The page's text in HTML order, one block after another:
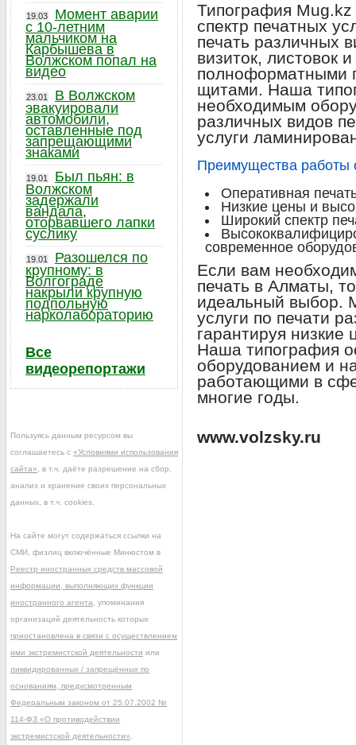
Типография
спектр печатных
печать различных
визиток, листовок
полноформатными
щитами. Наша
необходимым
различных видов
услуги
Преимущества работы
Оперативная
Низкие цены и
Широкий спектр
современное
Если вам
печать в Алматы,
идеальный выбор.
услуги по печати
гарантируя низкие
Наша типография
оборудованием и
работающими в
многие годы.
www.volzsky.ru
19.03
Момент аварии
с 10-летним
мальчиком на
Карбышева в
Волжском попал на
видео
23.01
В Волжском
эвакуировали
автомобили,
оставленные под
запрещающими
знаками
19.01
Был пьян: в
Волжском
задержали
вандала,
оторвавшего лапки
суслику
19.01
Разошелся по
крупному: в
Волгограде
накрыли крупную
подпольную
нарколабораторию
Все
видеорепортажи
Пользуясь данным ресурсом вы
соглашаетесь с «Условиями использования
сайта» , в т.ч. даёте разрешение на сбор,
анализ и хранение своих персональных
данных, в т.ч. cookies.
На сайте могут содержаться ссылки на
СМИ, физлиц включённые Минюстом в
Реестр иностранных средств массовой
информации, выполняющих функции
иностранного агента , упоминания
организаций деятельность которых
приостановлена в связи с осуществлением
ими экстремистской деятельности или
ликвидированных / запрещённых по
основаниям, предусмотренным
Федеральным законом от 25.07.2002 №
114-ФЗ «О противодействии
экстремистской деятельности»